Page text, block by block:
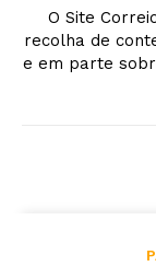
O Site
recolha de
e em parte